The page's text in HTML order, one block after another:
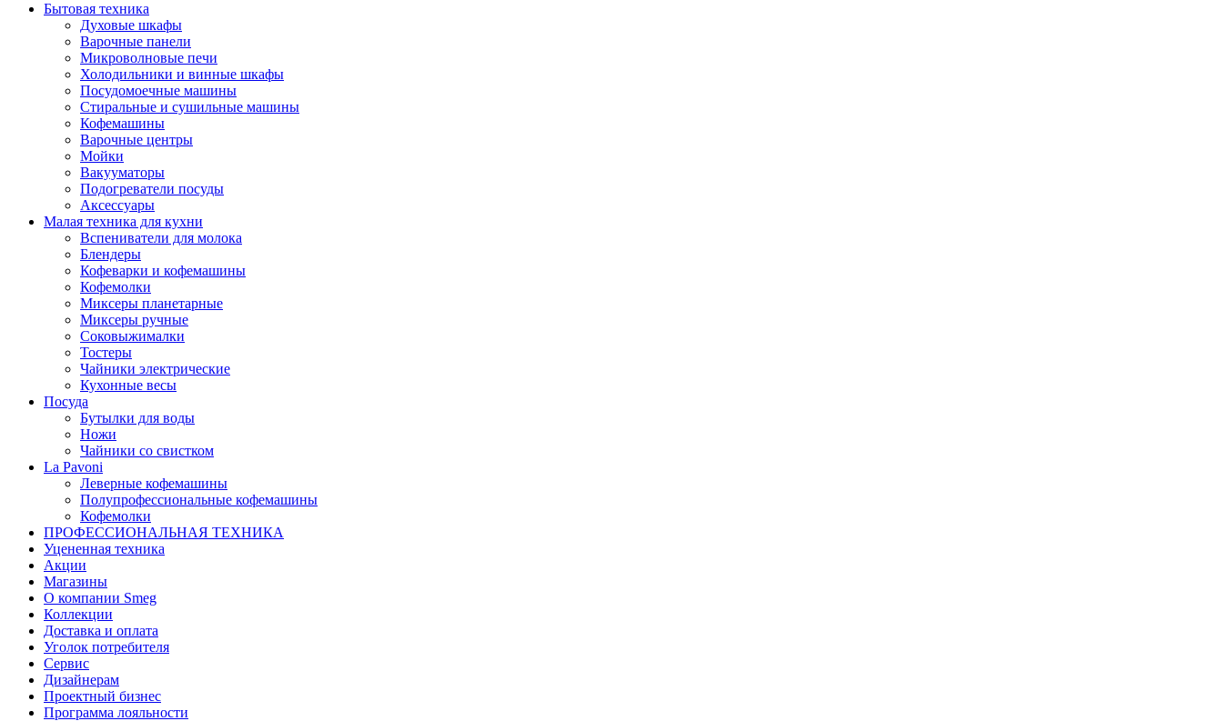
Бытовая техника
Духовые шкафы
Варочные панели
Микроволновые печи
Холодильники и винные шкафы
Посудомоечные машины
Стиральные и сушильные машины
Кофемашины
Варочные центры
Мойки
Вакууматоры
Подогреватели посуды
Аксессуары
Малая техника для кухни
Вспениватели для молока
Блендеры
Кофеварки и кофемашины
Кофемолки
Миксеры планетарные
Миксеры ручные
Соковыжималки
Тостеры
Чайники электрические
Кухонные весы
Посуда
Бутылки для воды
Ножи
Чайники со свистком
La Pavoni
Леверные кофемашины
Полупрофессиональные кофемашины
Кофемолки
ПРОФЕССИОНАЛЬНАЯ ТЕХНИКА
Уцененная техника
Акции
Магазины
О компании Smeg
Коллекции
Доставка и оплата
Уголок потребителя
Сервис
Дизайнерам
Проектный бизнес
Программа лояльности